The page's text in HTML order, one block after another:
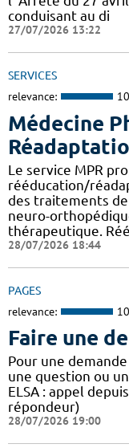
conduisant au di
27/07/2026 13:22
SERVICES
relevance:
Médecine
Le service MPR
rééducation/
des traitements
neuro-
thérapeutique.
28/07/2026 18:44
PAGES
relevance:
Faire une
Pour une
une question ou
ELSA : appel
répondeur)
28/07/2026 19:00